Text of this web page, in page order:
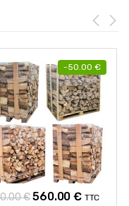
-50.00 €
€ Le
560.00€Le
TTC